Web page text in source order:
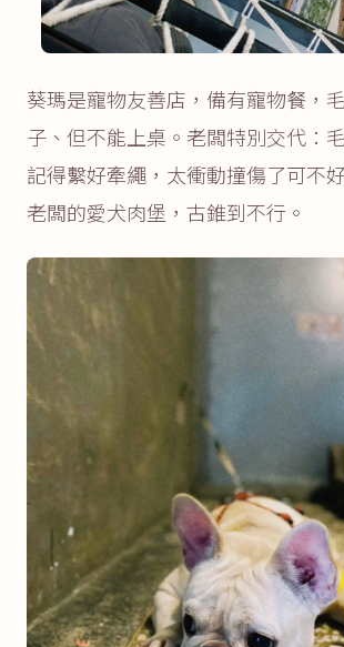
葵瑪是寵物友善店，備有寵物餐，
子、但不能上桌。老闆特別交代：
記得繫好牽繩，太衝動撞傷了可不
老闆的愛犬肉堡，古錐到不行。